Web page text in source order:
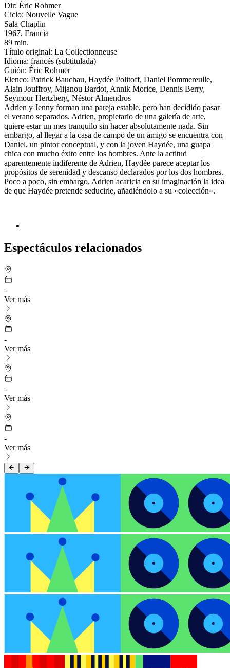
Dir: Éric Rohmer
Ciclo: Nouvelle Vague
Sala Chaplin
1967, Francia
89 min.
Título original: La Collectionneuse
Idioma: francés (subtitulada)
Guión: Éric Rohmer
Elenco: Patrick Bauchau, Haydée Politoff, Daniel Pommereulle,
Alain Jouffroy, Mijanou Bardot, Annik Morice, Dennis Berry,
Seymour Hertzberg, Néstor Almendros
Adrien y Jenny forman una pareja estable, pero han decidido pasar
el verano separados. Adrien, propietario de una galería de arte,
quiere estar un mes tranquilo sin hacer absolutamente nada. Sin
embargo, al llegar a la casa de campo de un amigo se encuentra con
Daniel, un pintor conceptual, y con la joven Haydée, una guapa
chica con mucho éxito entre los hombres. Ante la actitud
aparentemente indiferente de Adrien, Haydée parece aceptar los
propósitos de serenidad y descanso declarados por los dos hombres.
Poco a poco, sin embargo, Adrien acaricia en su imaginación la idea
de que Haydée pretende seducirle, añadiéndolo a su «colección».
Espectáculos relacionados
-
Ver más
-
Ver más
-
Ver más
-
Ver más